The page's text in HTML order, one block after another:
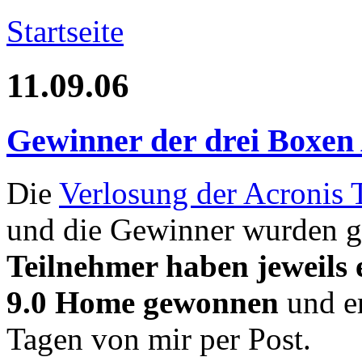
Startseite
11.09.06
Gewinner der drei
Die Verlosung der Acronis
und die Gewinner wurden
Teilnehmer haben
9.0 Home gewonnen und
Tagen von mir per Post.